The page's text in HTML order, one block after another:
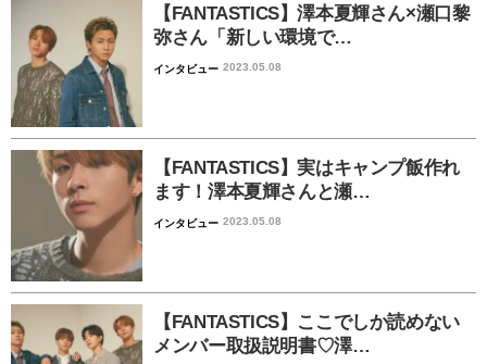
【FANTASTICS】澤本夏輝さん×瀬口黎
弥さん「新しい環境で…
インタビュー 2023.05.08
【FANTASTICS】実はキャンプ飯作れ
ます！澤本夏輝さんと瀬…
インタビュー 2023.05.08
【FANTASTICS】ここでしか読めない
メンバー取扱説明書♡澤…